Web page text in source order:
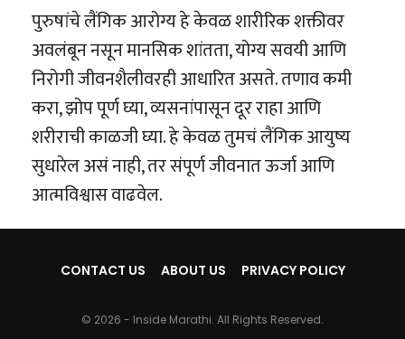
पुरुषांचे लैंगिक आरोग्य हे केवळ शारीरिक शक्तीवर
अवलंबून नसून मानसिक शांतता, योग्य सवयी आणि
निरोगी जीवनशैलीवरही आधारित असते. तणाव कमी
करा, झोप पूर्ण घ्या, व्यसनांपासून दूर राहा आणि
शरीराची काळजी घ्या. हे केवळ तुमचं लैंगिक आयुष्य
सुधारेल असं नाही, तर संपूर्ण जीवनात ऊर्जा आणि
आत्मविश्वास वाढवेल.
CONTACT US ABOUT US PRIVACY POLICY
© 2026 - Inside Marathi. All Rights Reserved.